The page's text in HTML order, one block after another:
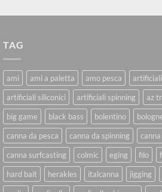
TAG
ami ami a paletta amo pesca artificiali
artificiali siliconici
artificiali spinning az
big game
black bass bolentino
canna da pesca
canna da spinning
canna surfcasting
colmic eging filo
hard bait
herakles italcanna jigging